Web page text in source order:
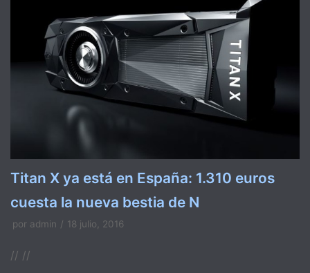
Titan X ya está en España: 1.310 euros
cuesta la nueva bestia de N
por admin 18 julio, 2016
// //